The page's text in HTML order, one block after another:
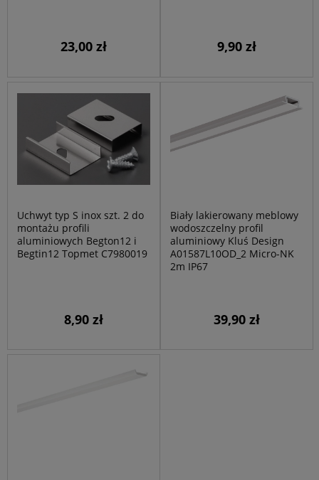
23,00 zł 9,90 zł
Uchwyt typ S inox szt. 2 do
montażu profili
aluminiowych Begton12 i
Begtin12 Topmet C7980019
8,90 zł
Biały lakierowany meblowy
wodoszczelny profil
aluminiowy Kluś Design
A01587L10OD_2 Micro-NK
2m IP67
39,90 zł